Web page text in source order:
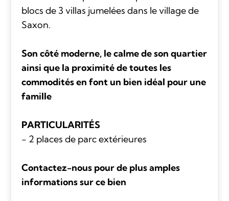
blocs de 3 villas jumelées dans le village de
Saxon.
Son côté moderne, le calme de son quartier
ainsi que la proximité de toutes les
commodités en font un bien idéal pour une
famille
PARTICULARITÉS
- 2 places de parc extérieures
Contactez-nous pour de plus amples
informations sur ce bien